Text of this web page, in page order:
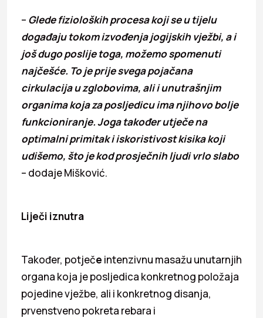
– Glede fizioloških procesa koji se u tijelu
događaju tokom izvođenja jogijskih vježbi, a i
još dugo poslije toga, možemo spomenuti
najčešće. To je prije svega pojačana
cirkulacija u zglobovima, ali i unutrašnjim
organima koja za posljedicu ima njihovo bolje
funkcioniranje. Joga također utječe na
optimalni primitak i iskoristivost kisika koji
udišemo, što je kod prosječnih ljudi vrlo slabo
– dodaje Mišković.
Liječi iznutra
Također, potječe intenzivnu masažu unutarnjih
organa koja je posljedica konkretnog položaja
pojedine vježbe, ali i konkretnog disanja,
prvenstveno pokreta rebara i